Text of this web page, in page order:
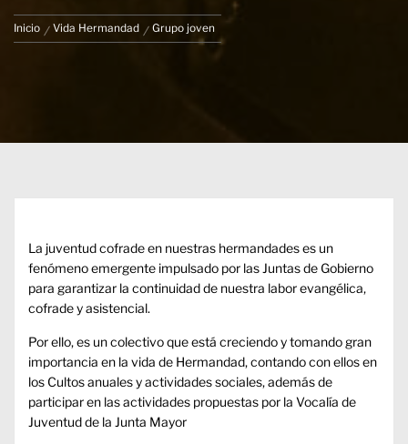
Inicio Vida Hermandad Grupo joven
La juventud cofrade en nuestras hermandades es un
fenómeno emergente impulsado por las Juntas de Gobierno
para garantizar la continuidad de nuestra labor evangélica,
cofrade y asistencial.
Por ello, es un colectivo que está creciendo y tomando gran
importancia en la vida de Hermandad, contando con ellos en
los Cultos anuales y actividades sociales, además de
participar en las actividades propuestas por la Vocalía de
Juventud de la Junta Mayor